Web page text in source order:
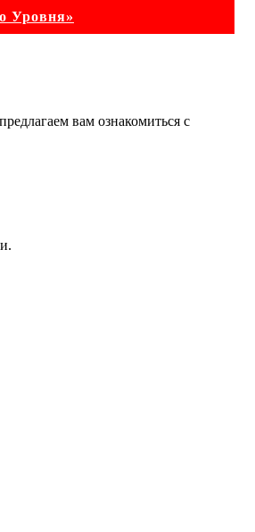
Уровня»
вам ознакомиться с